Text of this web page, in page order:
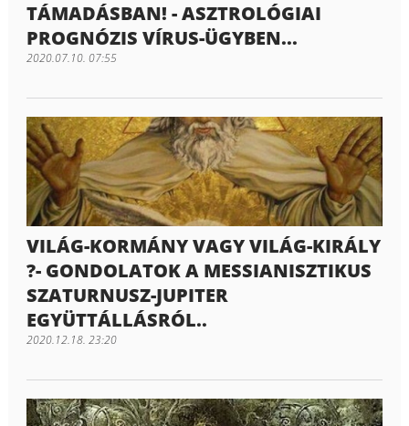
TÁMADÁSBAN! - ASZTROLÓGIAI
PROGNÓZIS VÍRUS-ÜGYBEN...
2020.07.10. 07:55
VILÁG-KORMÁNY VAGY VILÁG-KIRÁLY
?- GONDOLATOK A MESSIANISZTIKUS
SZATURNUSZ-JUPITER
EGYÜTTÁLLÁSRÓL..
2020.12.18. 23:20